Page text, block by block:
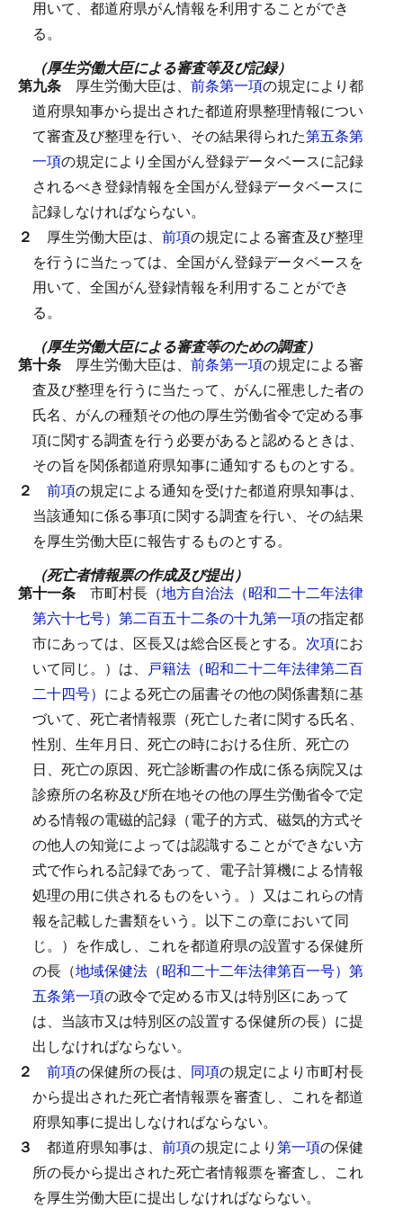
用いて、都道府県がん情報を利用することができ
る。
（厚生労働大臣による審査等及び記録）
第九条 厚生労働大臣は、 前条第一項の規定により都
道府県知事から提出された都道府県整理情報につい
て審査及び整理を行い、その結果得られた第五条第
一項の規定により全国がん登録データベースに記録
されるべき登録情報を全国がん登録データベースに
記録しなければならない。
２ 厚生労働大臣は、 前項の規定による審査及び整理
を行うに当たっては、全国がん登録データベースを
用いて、全国がん登録情報を利用することができ
る。
（厚生労働大臣による審査等のための調査）
第十条 厚生労働大臣は、 前条第一項の規定による審
査及び整理を行うに当たって、がんに罹患した者の
氏名、がんの種類その他の厚生労働省令で定める事
項に関する調査を行う必要があると認めるときは、
その旨を関係都道府県知事に通知するものとする。
２ 前項の規定による通知を受けた都道府県知事は、
当該通知に係る事項に関する調査を行い、その結果
を厚生労働大臣に報告するものとする。
（死亡者情報票の作成及び提出）
第十一条 市町村長（地方自治法（昭和二十二年法律
第六十七号）第二百五十二条の十九第一項の指定都
市にあっては、区長又は総合区長とする。 次項にお
いて同じ。）は、
戸籍法（昭和二十二年法律第二百
二十四号） による死亡の届書その他の関係書類に基
づいて、死亡者情報票（死亡した者に関する氏名、
性別、生年月日、死亡の時における住所、死亡の
日、死亡の原因、死亡診断書の作成に係る病院又は
診療所の名称及び所在地その他の厚生労働省令で定
める情報の電磁的記録（電子的方式、磁気的方式そ
の他人の知覚によっては認識することができない方
式で作られる記録であって、電子計算機による情報
処理の用に供されるものをいう。）又はこれらの情
報を記載した書類をいう。以下この章において同
じ。）を作成し、これを都道府県の設置する保健所
の長（地域保健法（昭和二十二年法律第百一号）第
五条第一項の政令で定める市又は特別区にあって
は、当該市又は特別区の設置する保健所の長）に提
出しなければならない。
２ 前項の保健所の長は、 同項の規定により市町村長
から提出された死亡者情報票を審査し、これを都道
府県知事に提出しなければならない。
３ 都道府県知事は、 前項の規定により第一項の保健
所の長から提出された死亡者情報票を審査し、これ
を厚生労働大臣に提出しなければならない。